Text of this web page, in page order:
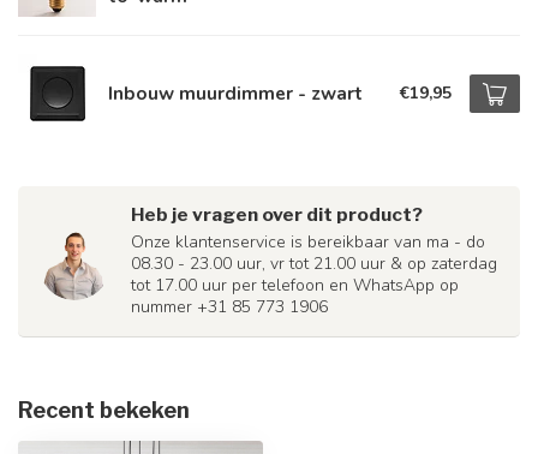
Inbouw muurdimmer - zwart €19,95
Heb je vragen over dit product?
Onze klantenservice is bereikbaar van ma - do
08.30 - 23.00 uur, vr tot 21.00 uur & op zaterdag
tot 17.00 uur per telefoon en WhatsApp op
nummer +31 85 773 1906
Recent bekeken